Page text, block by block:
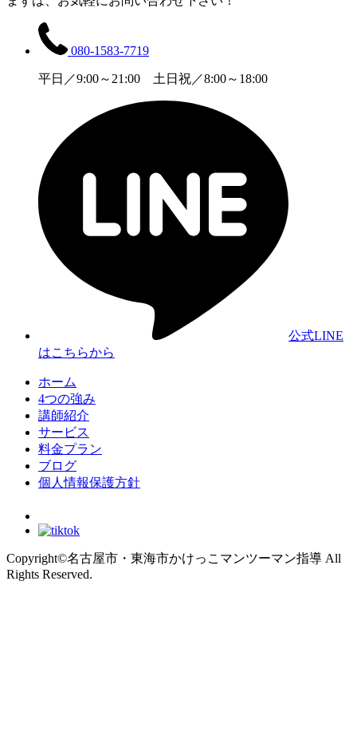
080-1583-7719
平日／9:00～21:00 土日祝／8:00～18:00
公式LINE
はこちらから
ホーム
4つの強み
講師紹介
サービス
料金プラン
ブログ
個人情報保護方針
Copyright©名古屋市・東海市かけっこマンツーマン指導 All
Rights Reserved.